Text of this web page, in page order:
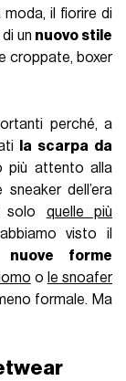
moda, il fiorire di
un nuovo stile
croppate, boxer
perché, a
la scarpa da
più attento alla
dell’era
solo quelle più
visto il
nuove forme
o le snoafer
formale. Ma